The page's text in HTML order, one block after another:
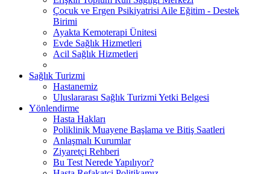
Çocuk ve Ergen Psikiyatrisi Aile Eğitim - Destek
Birimi
Ayakta Kemoterapi Ünitesi
Evde Sağlık Hizmetleri
Acil Sağlık Hizmetleri
Sağlık Turizmi
Hastanemiz
Uluslararası Sağlık Turizmi Yetki Belgesi
Yönlendirme
Hasta Hakları
Poliklinik Muayene Başlama ve Bitiş Saatleri
Anlaşmalı Kurumlar
Ziyaretçi Rehberi
Bu Test Nerede Yapılıyor?